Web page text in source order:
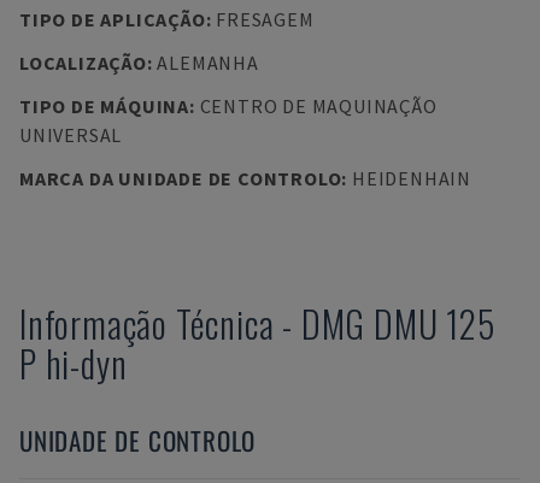
TIPO DE APLICAÇÃO: FRESAGEM
LOCALIZAÇÃO:ALEMANHA
TIPO DE MÁQUINA: CENTRO DE MAQUINAÇÃO
UNIVERSAL
MARCA DA UNIDADE DE CONTROLO: HEIDENHAIN
Informação Técnica - DMG DMU 125
P hi-dyn
UNIDADE DE CONTROLO